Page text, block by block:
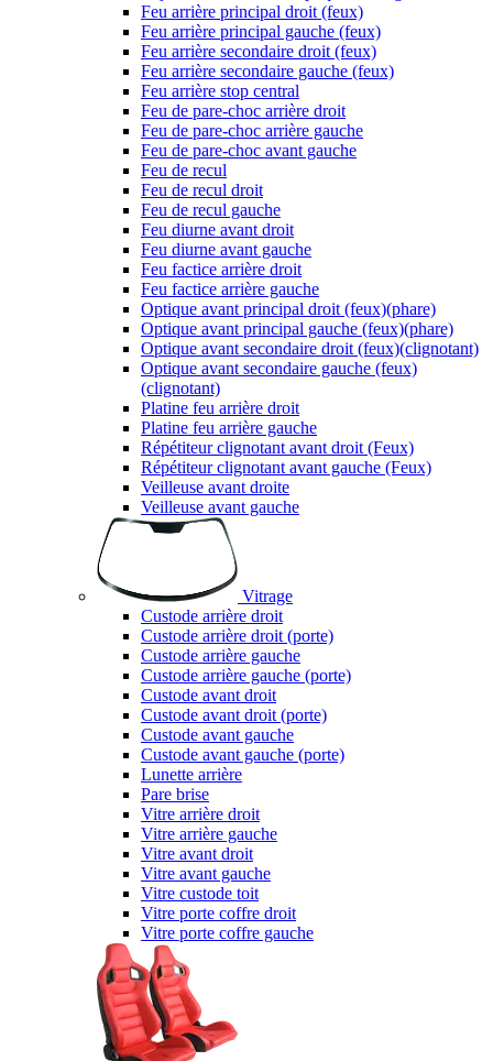
Feu arrière principal droit (feux)
Feu arrière principal gauche (feux)
Feu arrière secondaire droit (feux)
Feu arrière secondaire gauche (feux)
Feu arrière stop central
Feu de pare-choc arrière droit
Feu de pare-choc arrière gauche
Feu de pare-choc avant gauche
Feu de recul
Feu de recul droit
Feu de recul gauche
Feu diurne avant droit
Feu diurne avant gauche
Feu factice arrière droit
Feu factice arrière gauche
Optique avant principal droit (feux)(phare)
Optique avant principal gauche (feux)(phare)
Optique avant secondaire droit (feux)(clignotant)
Optique avant secondaire gauche (feux)
(clignotant)
Platine feu arrière droit
Platine feu arrière gauche
Répétiteur clignotant avant droit (Feux)
Répétiteur clignotant avant gauche (Feux)
Veilleuse avant droite
Veilleuse avant gauche
Vitrage
Custode arrière droit
Custode arrière droit (porte)
Custode arrière gauche
Custode arrière gauche (porte)
Custode avant droit
Custode avant droit (porte)
Custode avant gauche
Custode avant gauche (porte)
Lunette arrière
Pare brise
Vitre arrière droit
Vitre arrière gauche
Vitre avant droit
Vitre avant gauche
Vitre custode toit
Vitre porte coffre droit
Vitre porte coffre gauche